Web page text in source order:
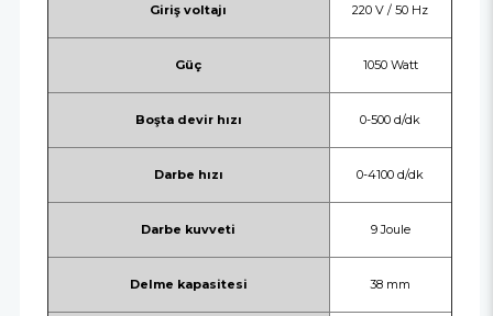
Giriş voltajı 220 V / 50 Hz
Güç 1050 Watt
Boşta devir hızı 0-500 d/dk
Darbe hızı 0-4100 d/dk
Darbe kuvveti 9 Joule
Delme kapasitesi 38 mm